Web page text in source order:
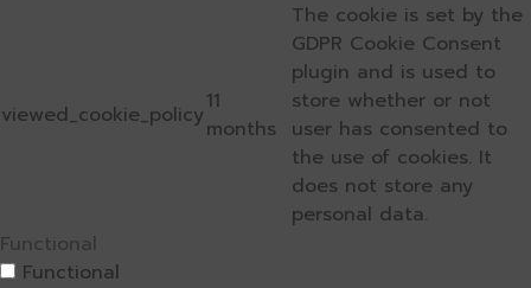
viewed_cookie_policy11
months
The cookie is set by the
GDPR Cookie Consent
plugin and is used to
store whether or not
user has consented to
the use of cookies. It
does not store any
personal data.
Functional
Functional